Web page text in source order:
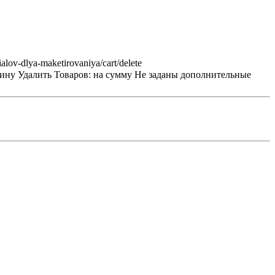
dlya-maketirovaniya/cart/delete
Удалить Товаров: на сумму Не заданы дополнительные